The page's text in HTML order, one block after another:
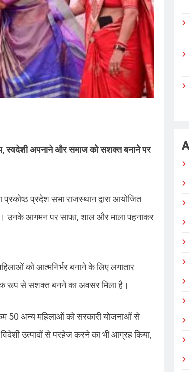
स्वदेशी अपनाने और समाज को सशक्त बनाने पर
प्रदेश सभा राजस्थान द्वारा आयोजित
उनके आगमन पर साफा, शाल और माला पहनाकर
को आत्मनिर्भर बनाने के लिए लगातार
रूप से सशक्त बनने का अवसर मिला है।
50 अन्य महिलाओं को सरकारी योजनाओं से
उत्पादों से परहेज करने का भी आग्रह किया,